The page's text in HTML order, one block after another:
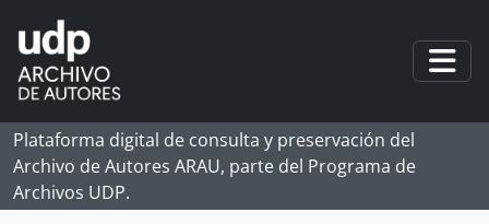
Skip to main content
Plataforma digital de consulta y preservación del
Archivo de Autores ARAU, parte del Programa de
Archivos UDP.